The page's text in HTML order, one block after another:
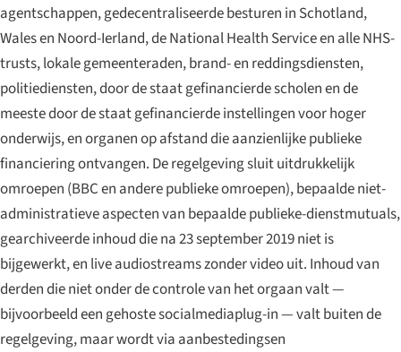
agentschappen, gedecentraliseerde besturen in Schotland,
Wales en Noord-Ierland, de National Health Service en alle NHS-
trusts, lokale gemeenteraden, brand- en reddingsdiensten,
politiediensten, door de staat gefinancierde scholen en de
meeste door de staat gefinancierde instellingen voor hoger
onderwijs, en organen op afstand die aanzienlijke publieke
financiering ontvangen. De regelgeving sluit uitdrukkelijk
omroepen (BBC en andere publieke omroepen), bepaalde niet-
administratieve aspecten van bepaalde publieke-dienstmutuals,
gearchiveerde inhoud die na 23 september 2019 niet is
bijgewerkt, en live audiostreams zonder video uit. Inhoud van
derden die niet onder de controle van het orgaan valt —
bijvoorbeeld een gehoste socialmediaplug-in — valt buiten de
regelgeving, maar wordt via aanbestedingsen